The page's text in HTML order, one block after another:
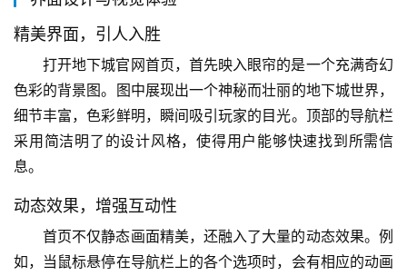
精美界面，引人入胜
打开地下城官网首页，首先映入眼帘的是一个充满奇幻
色彩的背景图。图中展现出一个神秘而壮丽的地下城世界，
细节丰富，色彩鲜明，瞬间吸引玩家的目光。顶部的导航栏
采用简洁明了的设计风格，使得用户能够快速找到所需信
息。
动态效果，增强互动性
首页不仅静态画面精美，还融入了大量的动态效果。例
如，当鼠标悬停在导航栏上的各个选项时，会有相应的动画